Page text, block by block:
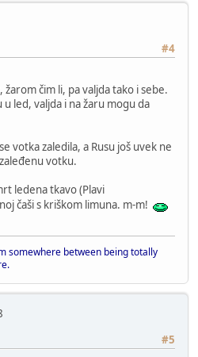
#4
čim li, pa valjda tako i sebe.
u led, valjda i na žaru mogu da
votka zaledila, a Rusu još uvek ne
votku.
ledena tkavo (Plavi
čaši s kriškom limuna. m-m!
somewhere between being totally
#5